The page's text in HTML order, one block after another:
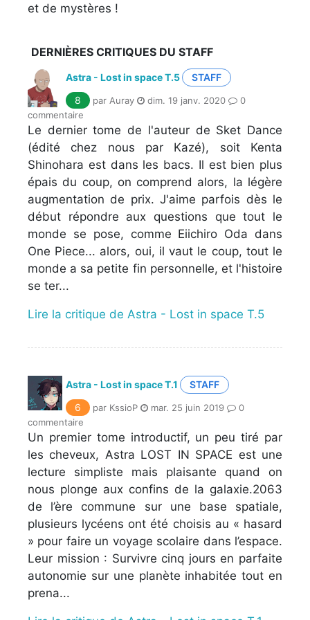
et de mystères !
DERNIÈRES CRITIQUES DU STAFF
Astra - Lost in space T.5
STAFF
8
par Auray dim. 19 janv. 2020
0
commentaire
Le dernier tome de l'auteur de Sket Dance
(édité chez nous par Kazé), soit Kenta
Shinohara est dans les bacs. Il est bien plus
épais du coup, on comprend alors, la légère
augmentation de prix. J'aime parfois dès le
début répondre aux questions que tout le
monde se pose, comme Eiichiro Oda dans
One Piece... alors, oui, il vaut le coup, tout le
monde a sa petite fin personnelle, et l'histoire
se ter...
Lire la critique de Astra - Lost in space T.5
Astra - Lost in space T.1
STAFF
6
par KssioP mar. 25 juin 2019
0
commentaire
Un premier tome introductif, un peu tiré par
les cheveux, Astra LOST IN SPACE est une
lecture simpliste mais plaisante quand on
nous plonge aux confins de la galaxie.2063
de l’ère commune sur une base spatiale,
plusieurs lycéens ont été choisis au « hasard
» pour faire un voyage scolaire dans l’espace.
Leur mission : Survivre cinq jours en parfaite
autonomie sur une planète inhabitée tout en
prena...